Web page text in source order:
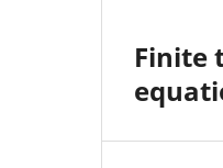
Finite